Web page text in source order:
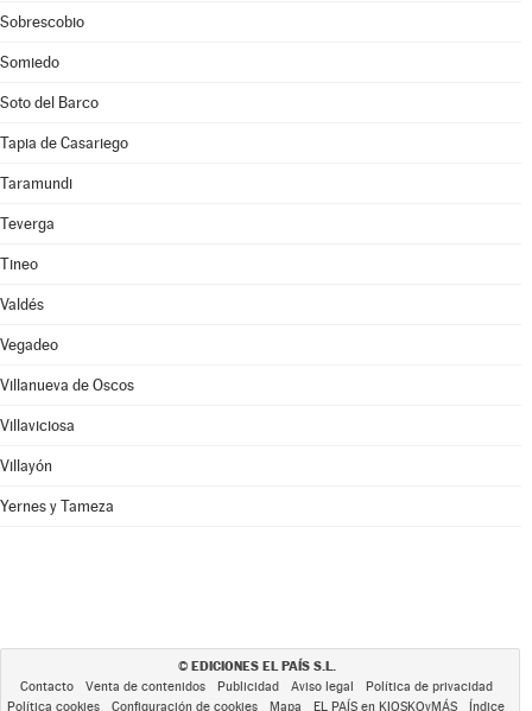
Sobrescobio
Somiedo
Soto del Barco
Tapia de Casariego
Taramundi
Teverga
Tineo
Valdés
Vegadeo
Villanueva de Oscos
Villaviciosa
Villayón
Yernes y Tameza
© EDICIONES EL PAÍS S.L.
Contacto Venta de contenidos Publicidad Aviso legal
Política de privacidad
Política cookies
Configuración de cookies Mapa EL PAÍS en KIOSKOyMÁS Índice